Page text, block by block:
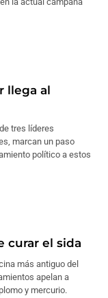
llega al
tres líderes
marcan un paso
político a estos
curar el sida
más antiguo del
apelan a
y mercurio.